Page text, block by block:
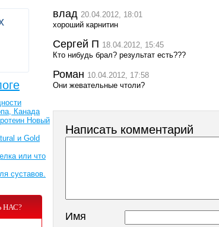
влад 20.04.2012, 18:01
хороший карнитин
Сергей П 18.04.2012, 15:45
Кто нибудь брал? результат есть???
Роман 10.04.2012, 17:58
Они жевательные чтоли?
Написать комментарий
Имя
Канада
Новый
и Gold
или что
суставов.
НАС?